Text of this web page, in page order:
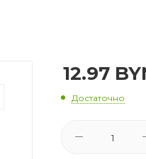
12.97
Достаточно